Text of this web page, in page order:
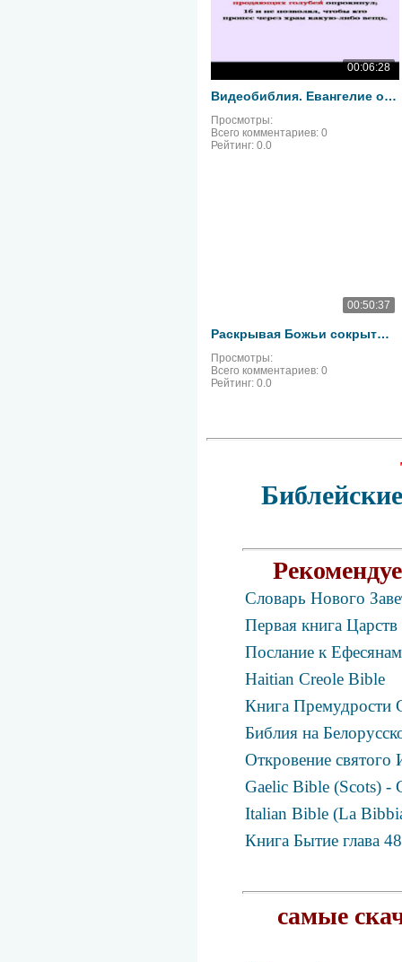
00:06:28
Видеобиблия. Евангелие от Марка. Глава 11
Просмотры:
Всего комментариев: 0
Рейтинг: 0.0
00:50:37
Раскрывая Божьи сокрытые тайны - Ковчег завета смотреть онлайн
Просмотры:
Всего комментариев: 0
Рейтинг: 0.0
Словарь Нового
Первая книга Царств
Послание к
Haitian Creole Bible
Книга Премудрости
Библия на
Откровение святого
Gaelic Bible (Scots) -
Italian Bible (La
Книга Бытие глава
самые